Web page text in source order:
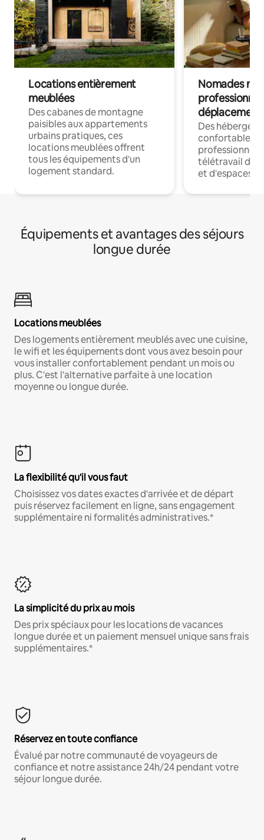
Locations entièrement
meublées
Des cabanes de montagne
paisibles aux appartements
urbains pratiques, ces
locations meublées offrent
tous les équipements d'un
logement standard.
Nomades
déplacement
Des
confortables
professionnels
télétravail
et d'espaces
Équipements et avantages des séjours
longue durée
Locations meublées
Des logements entièrement meublés avec une cuisine,
le wifi et les équipements dont vous avez besoin pour
vous installer confortablement pendant un mois ou
plus. C'est l'alternative parfaite à une location
moyenne ou longue durée.
La flexibilité qu'il vous faut
Choisissez vos dates exactes d'arrivée et de départ
puis réservez facilement en ligne, sans engagement
supplémentaire ni formalités administratives.*
La simplicité du prix au mois
Des prix spéciaux pour les locations de vacances
longue durée et un paiement mensuel unique sans frais
supplémentaires.*
Réservez en toute confiance
Évalué par notre communauté de voyageurs de
confiance et notre assistance 24h/24 pendant votre
séjour longue durée.